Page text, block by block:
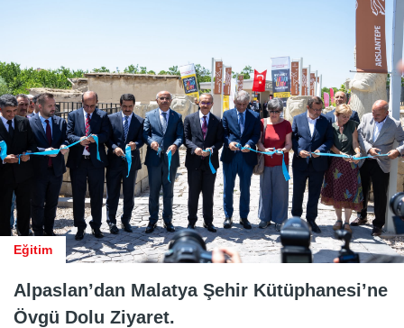
Eğitim
Alpaslan’dan Malatya Şehir Kütüphanesi’ne
Övgü Dolu Ziyaret.